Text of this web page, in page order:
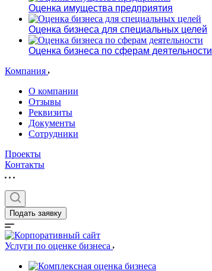
Оценка имущества предприятия
Оценка бизнеса для специальных целей
Оценка бизнеса по сферам деятельности
Компания
О компании
Отзывы
Реквизиты
Документы
Сотрудники
Проекты
Контакты
Подать заявку
Услуги по оценке бизнеса